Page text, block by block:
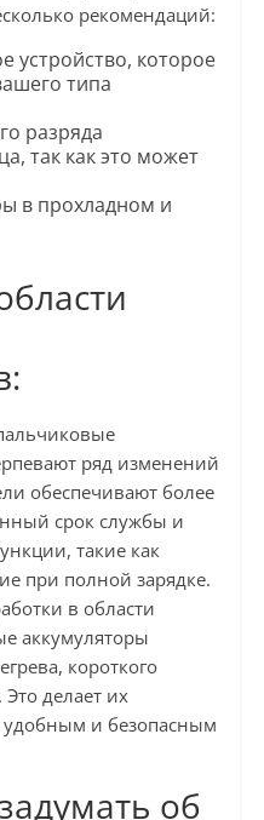
рекомендаций:
устройство, которое
типа
разряда
так как это может
в прохладном и
ряд изменений
обеспечивают более
срок службы и
такие как
при полной зарядке.
в области
аккумуляторы
короткого
делает их
удобным и безопасным
об